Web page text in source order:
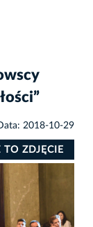
2018-10-29
TO ZDJĘCIE